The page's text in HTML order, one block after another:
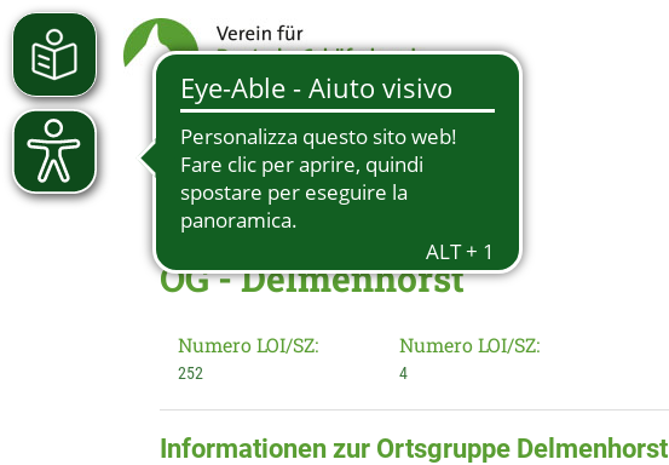
OG - Delmenhorst
Numero LOI/SZ:
252
Numero LOI/SZ:
4
Informationen zur Ortsgruppe Delmenhorst